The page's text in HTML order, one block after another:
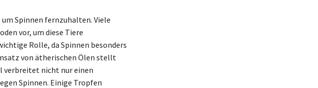
Spinnen fernzuhalten. Viele
vor, um diese Tiere
Rolle, da Spinnen besonders
von ätherischen Ölen stellt
verbreitet nicht nur einen
Spinnen. Einige Tropfen